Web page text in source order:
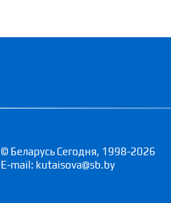
© Беларусь Сегодня, 1998-2026
E-mail: kutaisova@sb.by